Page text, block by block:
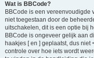
Wat is BBCode?
BBCode is een vereenvoudigde
niet toegestaan door de
uitschakelen, dit is een optie bij
BBCode is ongeveer gelijk aan
haakjes [ en ] geplaatst, dus niet
controle over hoe iets wordt